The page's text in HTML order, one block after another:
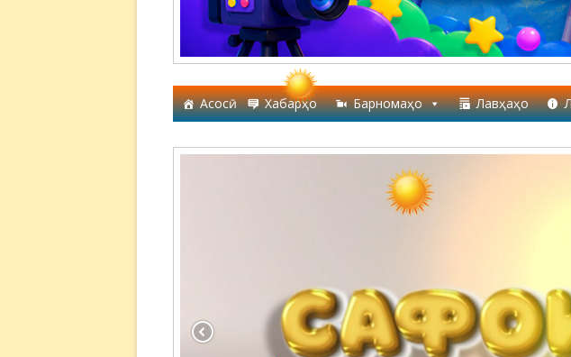
Асосӣ Хабарҳо Барномаҳо Лавҳаҳо